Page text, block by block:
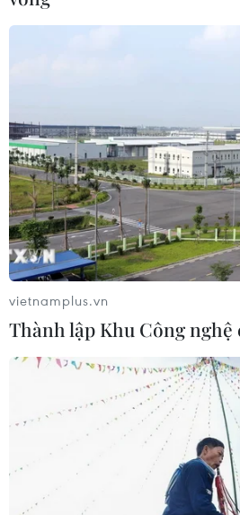
vietnamplus.vn
Thành lập Khu Công nghệ